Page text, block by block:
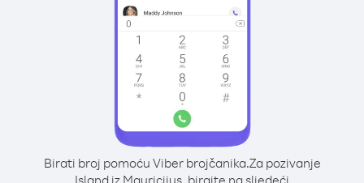
Birati broj pomoću Viber brojčanika.Za pozivanje
Island iz Mauricijus, birajte na sljedeći